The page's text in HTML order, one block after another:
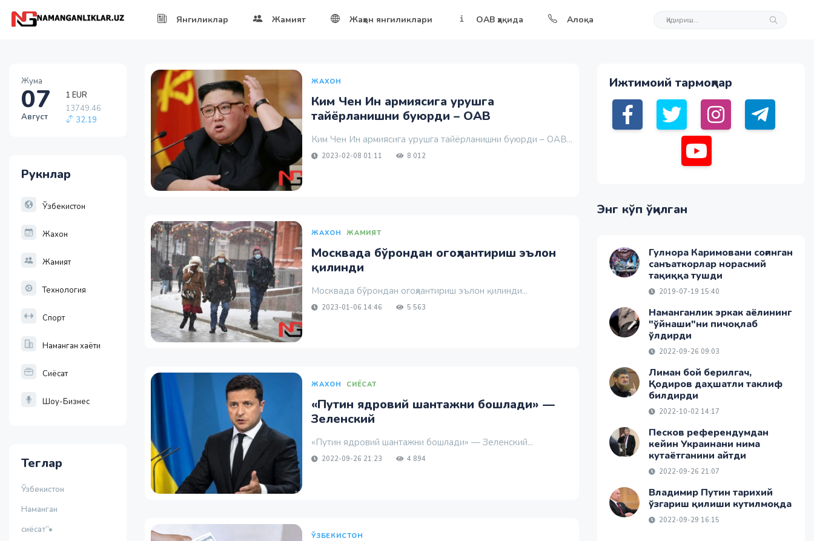
Янгиликлар Жамият Жаҳон янгиликлари ОАВ ҳақида Алоқа
Жума
07
Август
32.19
1 RUB
146.19
32.19
Рукнлар
Ўзбекистон
Жахон
Жамият
Технология
Спорт
Наманган хаёти
Сиёсат
Шоу-Бизнес
Теглар
Ўзбекистон
Наманган
сиёсат”•
ЖАХОН
Ким Чен Ин армиясига урушга
тайёрланишни буюрди – ОАВ
Ким Чен Ин армиясига урушга тайёрланишни буюрди – ОАВ...
2023-02-08 01:11 8 012
ЖАХОН ЖАМИЯТ
Москвада бўрондан огоҳлантириш эълон
қилинди
Москвада бўрондан огоҳлантириш эълон қилинди...
2023-01-06 14:46 5 563
ЖАХОН СИЁСАТ
«Путин ядровий шантажни бошлади» —
Зеленский
«Путин ядровий шантажни бошлади» — Зеленский...
2022-09-26 21:23 4 894
ЎЗБЕКИСТОН
Ижтимоий тармоқлар
Энг кўп ўқилган
Гулнора Каримовани соғинган
санъаткорлар норасмий
тақиққа тушди
2019-07-19 15:40
Наманганлик эркак аёлининг
"ўйнаши"ни пичоқлаб
ўлдирди
2022-09-26 09:03
Лиман бой берилгач,
Қодиров даҳшатли таклиф
билдирди
2022-10-02 14:17
Песков референдумдан
кейин Украинани нима
кутаётганини айтди
2022-09-26 21:07
Владимир Путин тарихий
ўзгариш қилиши кутилмоқда
2022-09-29 16:15